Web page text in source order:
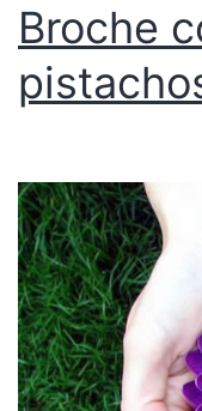
Broche